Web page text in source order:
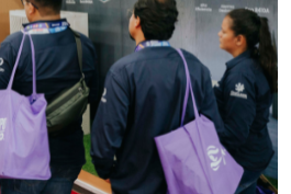
PARA SELLOS DE